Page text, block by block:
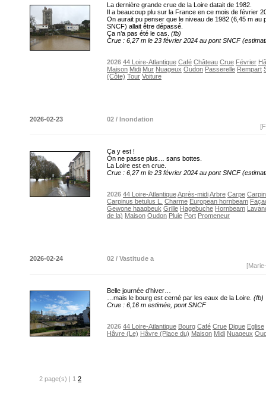
La dernière grande crue de la Loire datait de 1982.
Il a beaucoup plu sur la France en ce mois de février
On aurait pu penser que le niveau de 1982 (6,45 m au
SNCF) allait être dépassé.
Ça n’a pas été le cas. (fb)
Crue : 6,27 m le 23 février 2024 au pont SNCF
2026 44 Loire-Atlantique Café Château Crue Février
Maison Midi Mur Nuageux Oudon Passerelle Rempart
(Côte) Tour Voiture
2026-02-23
02 / Inondation
Ça y est !
On ne passe plus… sans bottes.
La Loire est en crue.
Crue : 6,27 m le 23 février 2024 au pont SNCF
2026 44 Loire-AtlantiqueAprès-midiArbre Carpe
Carpinus betulus L.
Charme European hornbeam
Gewone haagbeuk Grille Hagebuche Hornbeam
de la) Maison Oudon Pluie Port Promeneur
2026-02-24
02 / Vastitude a
Belle journée d’hiver…
…mais le bourg est cerné par les eaux de la Loire. (fb)
Crue : 6,16 m estimée, pont SNCF
2026 44 Loire-Atlantique Bourg Café Crue Digue Eglise
Hâvre (Le) Hâvre (Place du) Maison Midi Nuageux
2 page(s) | 1 2